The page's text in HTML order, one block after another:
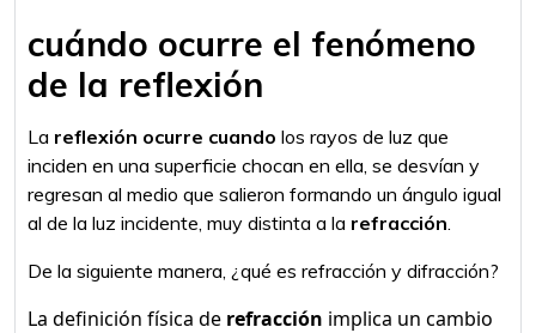
cuándo ocurre el fenómeno
de la reflexión
La reflexión ocurre cuando los rayos de luz que
inciden en una superficie chocan en ella, se desvían y
regresan al medio que salieron formando un ángulo igual
al de la luz incidente, muy distinta a la refracción.
De la siguiente manera, ¿qué es refracción y difracción?
La definición física de refracción implica un cambio